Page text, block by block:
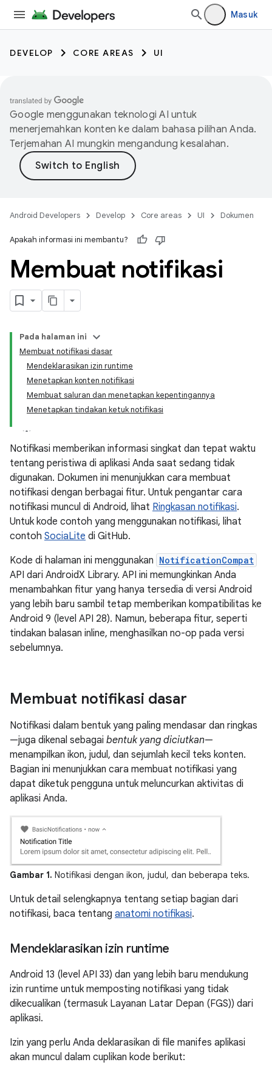
Masuk
DEVELOP CORE AREAS UI
Google menggunakan teknologi AI untuk
menerjemahkan konten ke dalam bahasa pilihan Anda.
Terjemahan AI mungkin mengandung kesalahan.
Android Developers Develop Core areas UI Dokumen
Apakah informasi ini membantu?
Membuat notifikasi
Pada halaman ini
Membuat notifikasi dasar
Mendeklarasikan izin runtime
Menetapkan konten notifikasi
Membuat saluran dan menetapkan kepentingannya
Menetapkan tindakan ketuk notifikasi
Notifikasi memberikan informasi singkat dan tepat waktu
tentang peristiwa di aplikasi Anda saat sedang tidak
digunakan. Dokumen ini menunjukkan cara membuat
notifikasi dengan berbagai fitur. Untuk pengantar cara
notifikasi muncul di Android, lihat Ringkasan notifikasi.
Untuk kode contoh yang menggunakan notifikasi, lihat
contoh SociaLite di GitHub.
Kode di halaman ini menggunakan NotificationCompat
API dari AndroidX Library. API ini memungkinkan Anda
menambahkan fitur yang hanya tersedia di versi Android
yang lebih baru sambil tetap memberikan kompatibilitas ke
Android 9 (level API 28). Namun, beberapa fitur, seperti
tindakan balasan inline, menghasilkan no-op pada versi
sebelumnya.
Membuat notifikasi dasar
Notifikasi dalam bentuk yang paling mendasar dan ringkas
—juga dikenal sebagai bentuk yang diciutkan—
menampilkan ikon, judul, dan sejumlah kecil teks konten.
Bagian ini menunjukkan cara membuat notifikasi yang
dapat diketuk pengguna untuk meluncurkan aktivitas di
aplikasi Anda.
Gambar 1. Notifikasi dengan ikon, judul, dan beberapa teks.
Untuk detail selengkapnya tentang setiap bagian dari
notifikasi, baca tentang anatomi notifikasi.
Mendeklarasikan izin runtime
Android 13 (level API 33) dan yang lebih baru mendukung
izin runtime untuk memposting notifikasi yang tidak
dikecualikan (termasuk Layanan Latar Depan (FGS)) dari
aplikasi.
Izin yang perlu Anda deklarasikan di file manifes aplikasi
akan muncul dalam cuplikan kode berikut: